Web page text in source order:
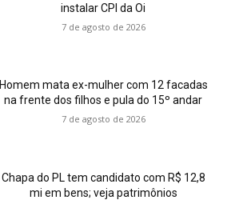
instalar CPI da Oi
7 de agosto de 2026
Homem mata ex-mulher com 12 facadas
na frente dos filhos e pula do 15º andar
7 de agosto de 2026
Chapa do PL tem candidato com R$ 12,8
mi em bens; veja patrimônios